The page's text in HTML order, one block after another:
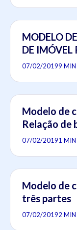
MODELO
DE IMÓVEL
07/02/20199 MIN
Modelo de
Relação de
07/02/20191 MIN
Modelo de
três partes
07/02/20192 MIN